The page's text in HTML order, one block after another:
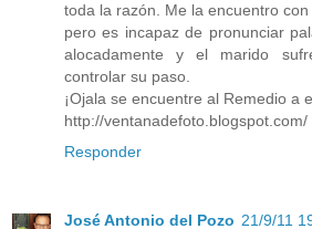
toda la razón. Me la encuentro
pero es incapaz de pronunciar
alocadamente y el marido
controlar su paso.
¡Ojala se encuentre al Remedio a
http://ventanadefoto.blogspot.com/
Responder
José Antonio del Pozo 21/9/11